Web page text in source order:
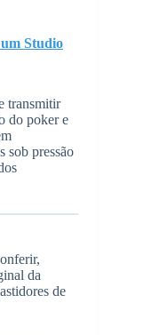
Studio
transmitir
do poker e
sob pressão
da
de